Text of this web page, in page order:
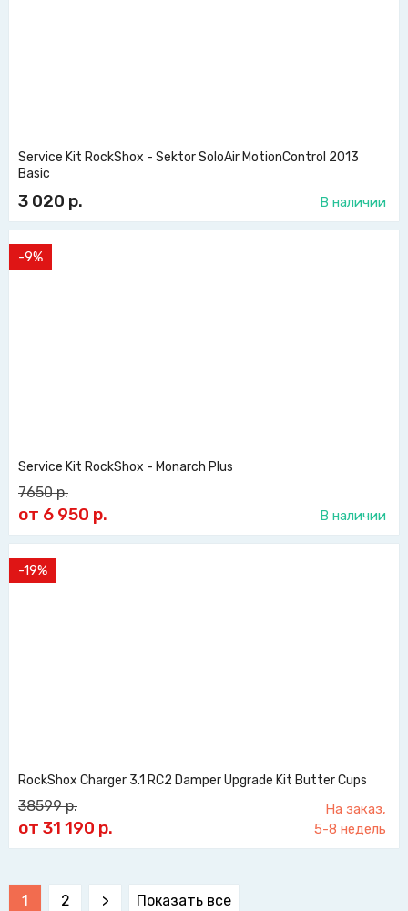
Service Kit RockShox - Sektor SoloAir MotionControl 2013
Basic
3 020 р. В наличии
-9%
Service Kit RockShox - Monarch Plus
7650р.
от 6 950 р. В наличии
-19%
RockShox Charger 3.1 RC2 Damper Upgrade Kit Butter Cups
38599р.
от 31 190 р.
На заказ,
5-8 недель
1 2 > Показать все